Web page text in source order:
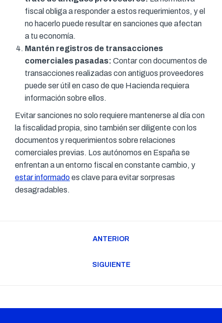
fiscal obliga a responder a estos requerimientos, y el
no hacerlo puede resultar en sanciones que afectan
a tu economía.
Mantén registros de transacciones
comerciales pasadas: Contar con documentos de
transacciones realizadas con antiguos proveedores
puede ser útil en caso de que Hacienda requiera
información sobre ellos.
Evitar sanciones no solo requiere mantenerse al día con
la fiscalidad propia, sino también ser diligente con los
documentos y requerimientos sobre relaciones
comerciales previas. Los autónomos en España se
enfrentan a un entorno fiscal en constante cambio, y
estar informadoes clave para evitar sorpresas
desagradables.
ANTERIOR
SIGUIENTE